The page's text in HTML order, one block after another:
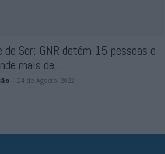
de Sor: GNR detém 15 pessoas e
mais de...
24 de Agosto, 2022